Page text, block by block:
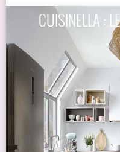
CUISINELLA :